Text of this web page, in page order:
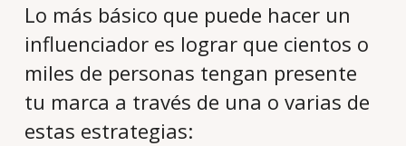
Lo más básico que puede hacer un
influenciador es lograr que cientos o
miles de personas tengan presente
tu marca a través de una o varias de
estas estrategias: